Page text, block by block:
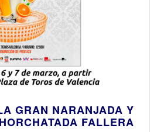
GRAN NARANJADA Y
HORCHATADA FALLERA